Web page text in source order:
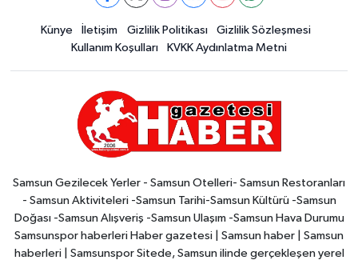
Künye İletişim Gizlilik Politikası
Gizlilik Sözleşmesi
Kullanım Koşulları
KVKK Aydınlatma Metni
Samsun Gezilecek Yerler - Samsun Otelleri- Samsun Restoranları
- Samsun Aktiviteleri -Samsun Tarihi-Samsun Kültürü -Samsun
Doğası -Samsun Alışveriş -Samsun Ulaşım -Samsun Hava Durumu
Samsunspor haberleri Haber gazetesi | Samsun haber | Samsun
haberleri | Samsunspor Sitede, Samsun ilinde gerçekleşen yerel